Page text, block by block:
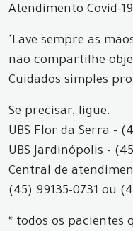
Atendimento Covid-
"Lave sempre as
não compartilhe
Cuidados simples
Se precisar, ligue.
UBS Flor da Serra -
UBS Jardinópolis -
Central de
(45) 99135-0731 ou
* todos os pacientes